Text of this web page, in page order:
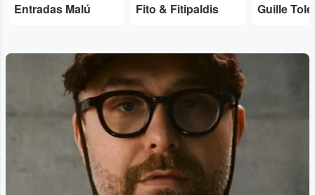
Entradas Malú Fito & Fitipaldis Guille